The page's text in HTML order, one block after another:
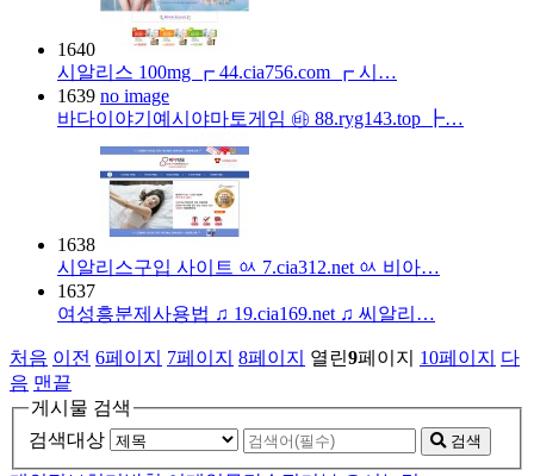
1640
시알리스 100mg ┏ 44.cia756.com ┏ 시…
1639 no image
바다이야기예시야마토게임 ㉳ 88.ryg143.top ┣…
1638
시알리스구입 사이트 ㆂ 7.cia312.net ㆂ 비아…
1637
여성흥분제사용법 ♫ 19.cia169.net ♫ 씨알리…
처음 이전 6페이지 7페이지 8페이지 열린9페이지 10페이지
다
음 맨끝
게시물 검색
검색대상
검색